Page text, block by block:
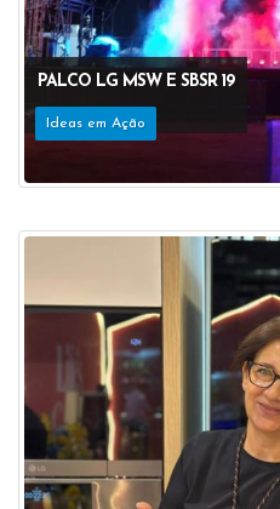
PALCO LG MSW E SBSR 19
Ideas em Ação